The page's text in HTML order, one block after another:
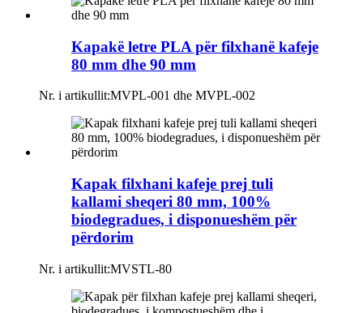
Kapakë letre PLA për filxhanë kafeje
80 mm dhe 90 mm
Nr. i artikullit:MVPL-001 dhe MVPL-002
Kapak filxhani kafeje prej tuli
kallami sheqeri 80 mm, 100%
biodegradues, i disponueshëm për
përdorim
Nr. i artikullit:MVSTL-80